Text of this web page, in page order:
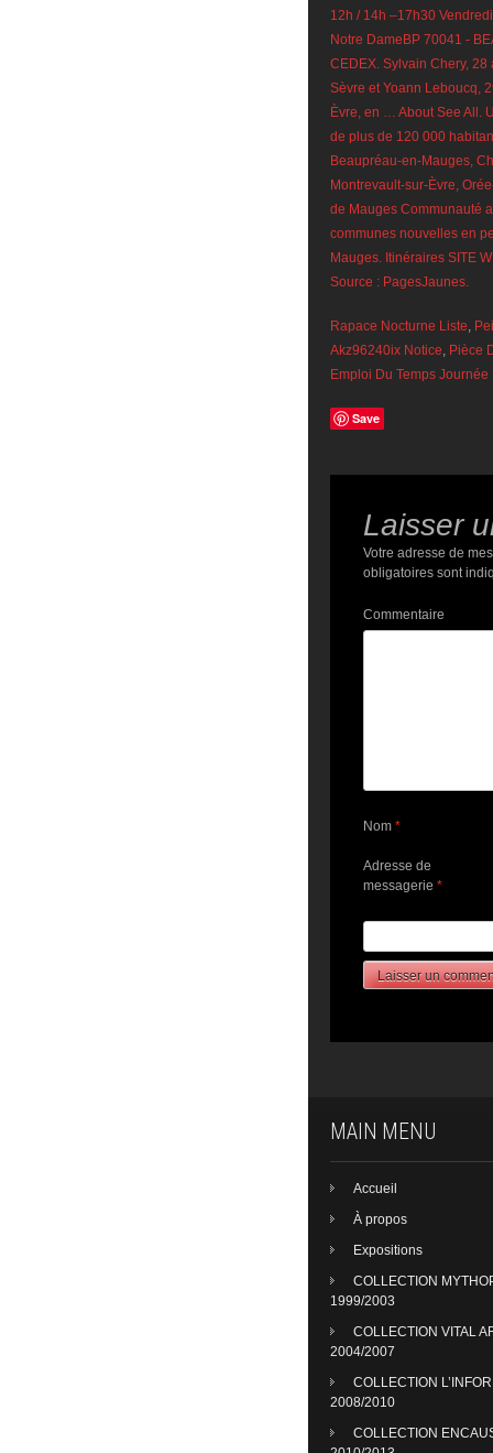
12h / 14h –17h30
Notre DameBP 70041 -
CEDEX. Sylvain Chery,
Sèvre et Yoann Leboucq,
Èvre, en … About See All.
de plus de 120 000
Beaupréau-en-Mauges,
Montrevault-sur-Èvre,
de Mauges Communauté
communes nouvelles en
Mauges. Itinéraires SITE
Source : PagesJaunes.
Rapace Nocturne Liste,
Akz96240ix Notice, Pièce
Emploi Du Temps
Save
Laisser
Votre adresse de
obligatoires sont
Commentaire
Nom *
Adresse de
messagerie *
MAIN MENU
Accueil
À propos
Expositions
COLLECTION
1999/2003
COLLECTION VITAL
2004/2007
COLLECTION
2008/2010
COLLECTION